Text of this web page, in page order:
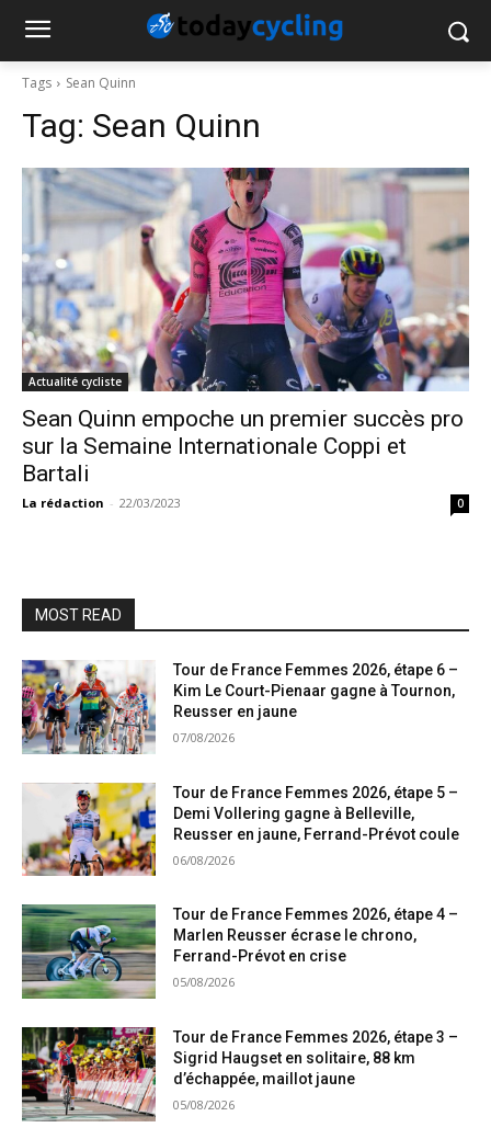
Tags Sean Quinn
Tag: Sean Quinn
Actualité cycliste
Sean Quinn empoche un premier succès pro
sur la Semaine Internationale Coppi et
Bartali
La rédaction - 22/03/2023 0
MOST READ
Tour de France Femmes 2026, étape 6 –
Kim Le Court-Pienaar gagne à Tournon,
Reusser en jaune
07/08/2026
Tour de France Femmes 2026, étape 5 –
Demi Vollering gagne à Belleville,
Reusser en jaune, Ferrand-Prévot coule
06/08/2026
Tour de France Femmes 2026, étape 4 –
Marlen Reusser écrase le chrono,
Ferrand-Prévot en crise
05/08/2026
Tour de France Femmes 2026, étape 3 –
Sigrid Haugset en solitaire, 88 km
d’échappée, maillot jaune
05/08/2026